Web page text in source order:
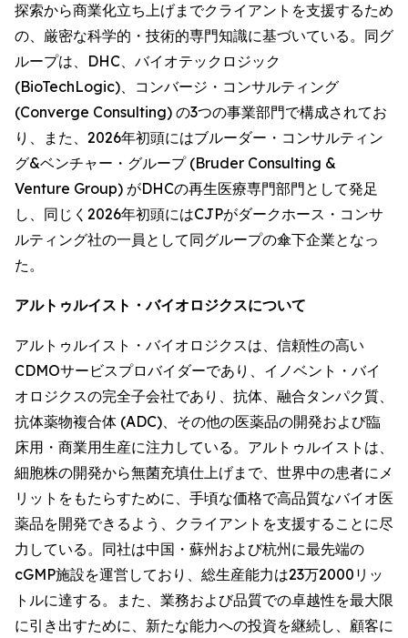
探索から商業化立ち上げまでクライアントを支援するため
の、厳密な科学的・技術的専門知識に基づいている。同グ
ループは、DHC、バイオテックロジック
(BioTechLogic)、コンバージ・コンサルティング
(Converge Consulting) の3つの事業部門で構成されてお
り、また、2026年初頭にはブルーダー・コンサルティン
グ&ベンチャー・グループ (Bruder Consulting &
Venture Group) がDHCの再生医療専門部門として発足
し、同じく2026年初頭にはCJPがダークホース・コンサ
ルティング社の一員として同グループの傘下企業となっ
た。
アルトゥルイスト・バイオロジクスについて
アルトゥルイスト・バイオロジクスは、信頼性の高い
CDMOサービスプロバイダーであり、イノベント・バイ
オロジクスの完全子会社であり、抗体、融合タンパク質、
抗体薬物複合体 (ADC)、その他の医薬品の開発および臨
床用・商業用生産に注力している。アルトゥルイストは、
細胞株の開発から無菌充填仕上げまで、世界中の患者にメ
リットをもたらすために、手頃な価格で高品質なバイオ医
薬品を開発できるよう、クライアントを支援することに尽
力している。同社は中国・蘇州および杭州に最先端の
cGMP施設を運営しており、総生産能力は23万2000リッ
トルに達する。また、業務および品質での卓越性を最大限
に引き出すために、新たな能力への投資を継続し、顧客に